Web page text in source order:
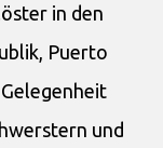
in den
Puerto
und